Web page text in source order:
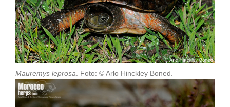
Mauremys leprosa. Foto: © Arlo Hinckley Boned.